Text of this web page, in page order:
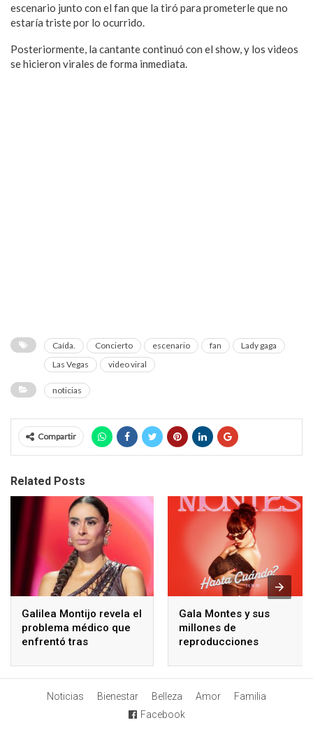
escenario junto con el fan que la tiró para prometerle que no
estaría triste por lo ocurrido.
Posteriormente, la cantante continuó con el show, y los videos
se hicieron virales de forma inmediata.
Caída. Concierto escenario fan
Lady gaga
Las Vegas
video viral
noticias
Compartir
Related Posts
Galilea Montijo revela el
problema médico que
enfrentó tras
Gala Montes y sus
millones de
reproducciones
Noticias Bienestar Belleza Amor
Familia
Facebook